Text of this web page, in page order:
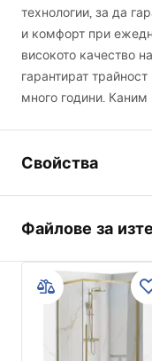
технологии, за да
и комфорт при
високото качество
гарантират
много години. Каним
Свойства
Материал
Тип батерия
Начин на монтаж
Регулиране на
Мин. височина
Файлове за
Информация